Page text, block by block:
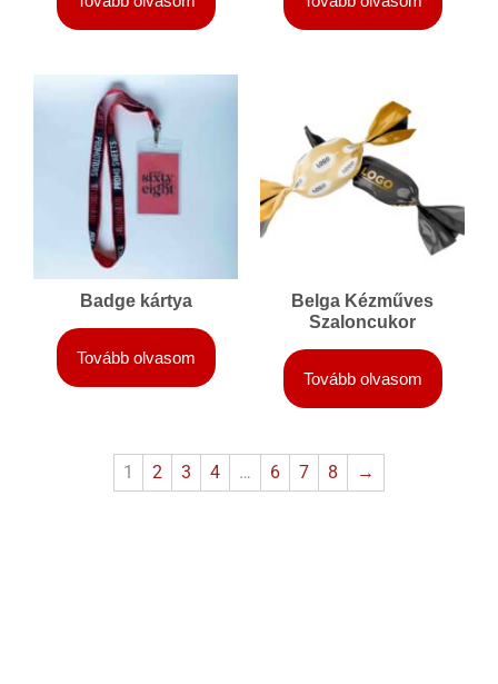
Badge kártya
Tovább olvasom
Belga Kézműves
Szaloncukor
Tovább olvasom
1 2 3 4 … 6 7 8 →